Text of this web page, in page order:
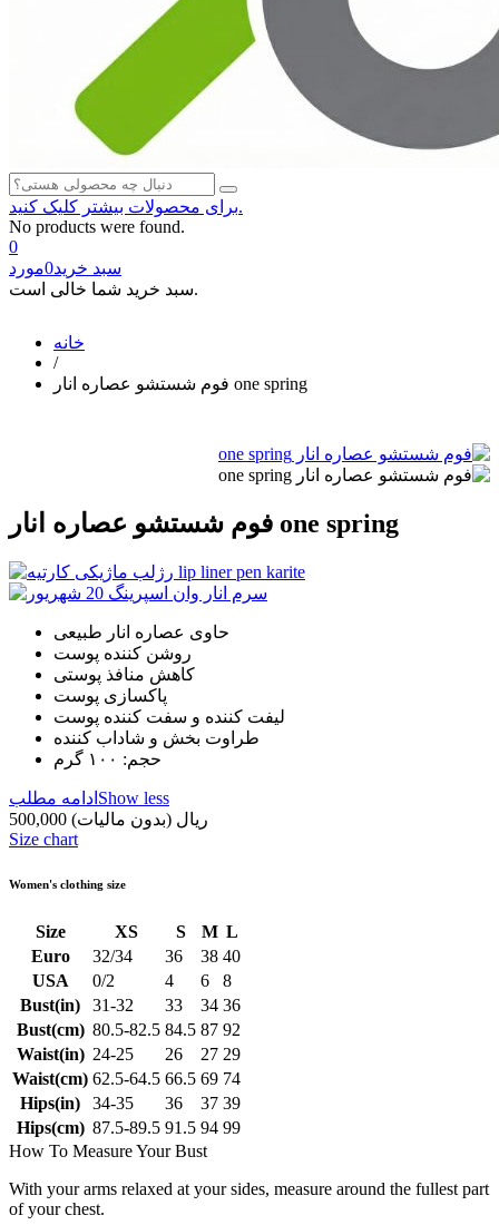
برای محصولات بیشتر کلیک کنید.
No products were found.
0
سبد خرید0مورد
سبد خرید شما خالی است.
خانه
/
فوم شستشو عصاره انار one spring
فوم شستشو عصاره انار one spring
حاوی عصاره انار طبیعی
روشن کننده پوست
کاهش منافذ پوستی
پاکسازی پوست
لیفت کننده و سفت کننده پوست
طراوت بخش و شاداب کننده
حجم: ۱۰۰ گرم
ادامه مطلب Show less
500,000 ریال (بدون مالیات)
Size chart
Women's clothing size
Size XS S M L
Euro
32/34 36 38 40
USA
0/2 4 6
8
Bust(in)
31-32 33 34 36
Bust(cm) 80.5-82.5 84.5 87 92
Waist(in) 24-25 26 27 29
Waist(cm) 62.5-64.5 66.5 69 74
Hips(in)
34-35 36 37 39
Hips(cm) 87.5-89.5 91.5 94 99
How To Measure Your Bust
With your arms relaxed at your sides, measure around the fullest part
of your chest.